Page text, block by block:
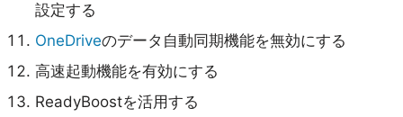
設定する
OneDriveのデータ自動同期機能を無効にする
高速起動機能を有効にする
ReadyBoostを活用する